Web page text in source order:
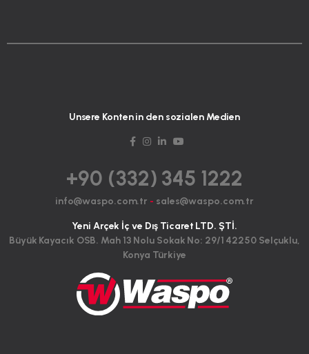
Unsere Konten in den sozialen Medien
+90 (332) 345 1222
info@waspo.com.tr - sales@waspo.com.tr
Yeni Arçek İç ve Dış Ticaret LTD. ŞTİ.
Büyük Kayacık OSB. Mah 13 Nolu Sokak No: 29/1 42250 Selçuklu,
Konya Türkiye